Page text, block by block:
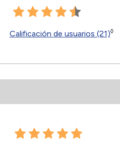
Calificación de usuarios (21)◊